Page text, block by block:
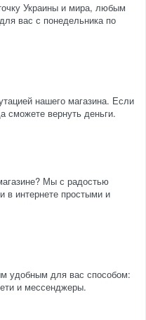
Украины и мира, любым
вас с понедельника по
нашего магазина. Если
сможете вернуть деньги.
Мы с радостью
в интернете простыми и
удобным для вас способом:
и мессенджеры.